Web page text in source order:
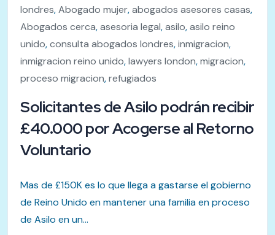
londres,Abogado mujer,abogados asesores casas,
Abogados cerca,asesoria legal,asilo,asilo reino
unido,consulta abogados londres,inmigracion,
inmigracion reino unido,lawyers london,migracion,
proceso migracion,refugiados
Solicitantes de Asilo podrán recibir
£40.000 por Acogerse al Retorno
Voluntario
Mas de £150K es lo que llega a gastarse el gobierno
de Reino Unido en mantener una familia en proceso
de Asilo en un...